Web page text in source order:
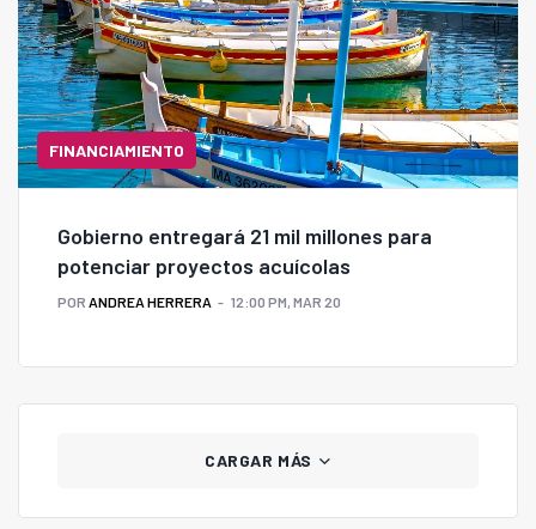
FINANCIAMIENTO
Gobierno entregará 21 mil millones para
potenciar proyectos acuícolas
POR ANDREA HERRERA 12:00 PM, MAR 20
CARGAR MÁS